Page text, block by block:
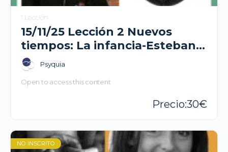
1 Lección
15/11/25 Lección 2 Nuevos
tiempos: La infancia-Esteban
LevinPsyquia
Open to access this content
30
NO INSCRITO